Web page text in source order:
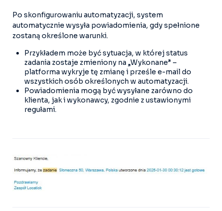
Po skonfigurowaniu automatyzacji, system
automatycznie wysyła powiadomienia, gdy spełnione
zostaną określone warunki.
Przykładem może być sytuacja, w której status
zadania zostaje zmieniony na „Wykonane” –
platforma wykryje tę zmianę i prześle e-mail do
wszystkich osób określonych w automatyzacji.
Powiadomienia mogą być wysyłane zarówno do
klienta, jak i wykonawcy, zgodnie z ustawionymi
regułami.